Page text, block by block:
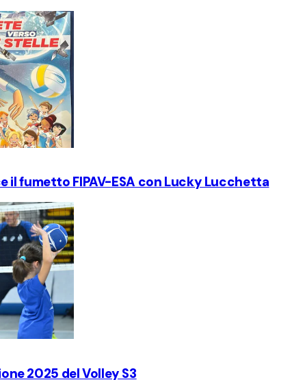
il fumetto FIPAV-ESA con Lucky Lucchetta
2025 del Volley S3